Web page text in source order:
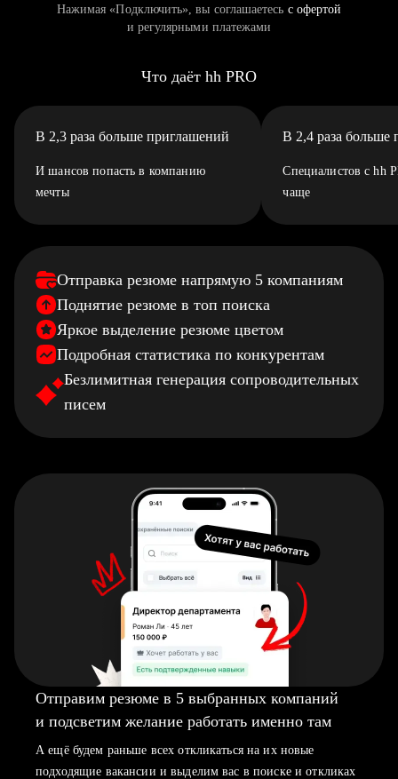
Нажимая «Подключить», вы соглашаетесь с офертой
и регулярными платежами
Что даёт hh PRO
В 2,3 раза больше приглашений
И шансов попасть в компанию
мечты
В 2,4 раза больше
Специалистов с hh
чаще
Отправка резюме напрямую 5 компаниям
Поднятие резюме в топ поиска
Яркое выделение резюме цветом
Подробная статистика по конкурентам
Безлимитная генерация сопроводительных
писем
Отправим резюме в 5 выбранных компаний
и подсветим желание работать именно там
А ещё будем раньше всех откликаться на их новые
подходящие вакансии и выделим вас в поиске и откликах